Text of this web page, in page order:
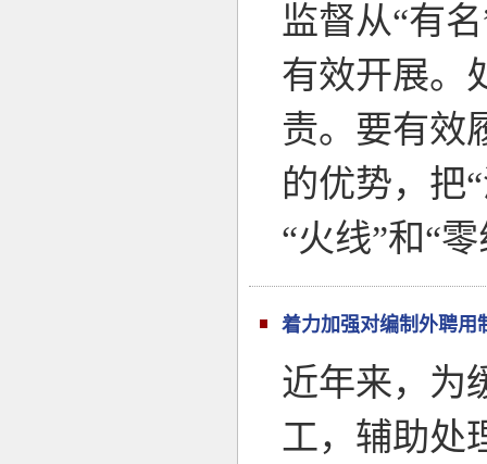
监督从“有
有效开展。
责。要有效
的优势，把
“火线”和“
着力加强对编制外聘用
近年来，为
工，辅助处